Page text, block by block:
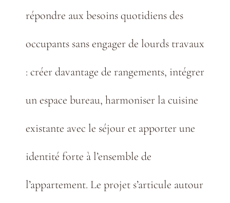
répondre aux besoins quotidiens des
occupants sans engager de lourds travaux
: créer davantage de rangements, intégrer
un espace bureau, harmoniser la cuisine
existante avec le séjour et apporter une
identité forte à l’ensemble de
l’appartement. Le projet s’articule autour